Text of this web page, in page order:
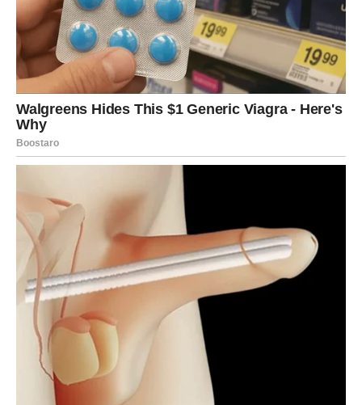
Vage konačno osećaju da mogu da dišu slobodnije.
Međutim, zvezde savetuju oprez – nemojte trošiti iz
emocije ili potrebe da nadoknadite sve odjednom. Ovo je
šansa da postavite stabilniju osnovu za naredni period.
JARAC – NAGRADA ZA RAD,
STRPLJENJE I DISCIPLINU
Jarčevima novac dolazi kao rezultat svega što su uložili u
prethodnom periodu. Iako ste možda mislili da se ništa ne
dešava, sada dolazi konkretan rezultat – isplata, dogovor,
ponuda ili dodatni prihod.
Ovo je tipična jarčeva nagrada: spora, ali sigurna. Novac
koji dolazi potvrđuje da se trud uvek isplati, čak i kada
nema aplauza. Jarac sada ima priliku da učvrsti svoju
poziciju i planira budućnost sa više sigurnosti.